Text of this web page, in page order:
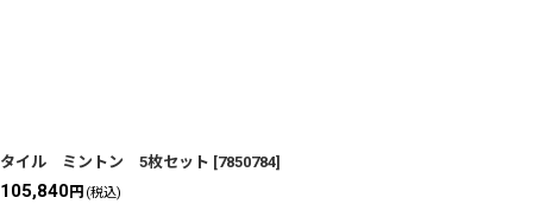
タイル ミントン 5枚セット [7850784]
105,840円 (税込)